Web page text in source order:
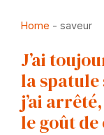
Home - saveur
J’ai
la
j’ai
le goût